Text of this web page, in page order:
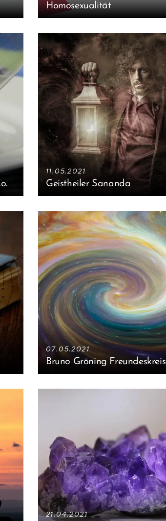
Homosexualität
11.05.2021
Geistheiler Sananda
07.05.2021
Bruno Gröning Freundeskreis
21.04.2021